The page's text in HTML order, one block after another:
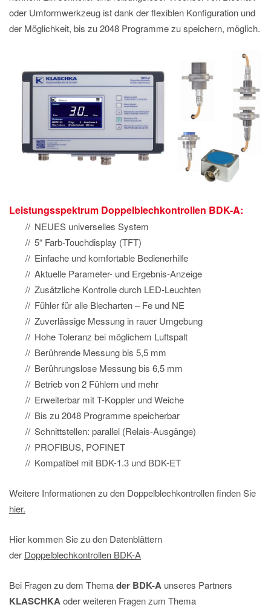
oder Umformwerkzeug ist dank der flexiblen Konfiguration und
der Möglichkeit, bis zu 2048 Programme zu speichern, möglich.
Leistungsspektrum Doppelblechkontrollen BDK-A:
NEUES universelles System
5“ Farb-Touchdisplay (TFT)
Einfache und komfortable Bedienerhilfe
Aktuelle Parameter- und Ergebnis-Anzeige
Zusätzliche Kontrolle durch LED-Leuchten
Fühler für alle Blecharten – Fe und NE
Zuverlässige Messung in rauer Umgebung
Hohe Toleranz bei möglichem Luftspalt
Berührende Messung bis 5,5 mm
Berührungslose Messung bis 6,5 mm
Betrieb von 2 Fühlern und mehr
Erweiterbar mit T-Koppler und Weiche
Bis zu 2048 Programme speicherbar
Schnittstellen: parallel (Relais-Ausgänge)
PROFIBUS, POFINET
Kompatibel mit BDK-1.3 und BDK-ET
Weitere Informationen zu den Doppelblechkontrollen finden Sie
hier.
Hier kommen Sie zu den Datenblättern
der Doppelblechkontrollen BDK-A
Bei Fragen zu dem Themader BDK-A unseres Partners
KLASCHKAoder weiteren Fragen zum Thema